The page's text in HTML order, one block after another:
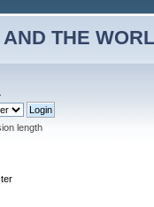
THE
length